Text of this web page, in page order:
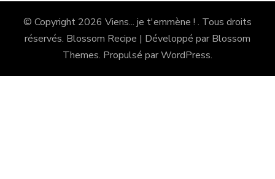
© Copyright 2026 Viens... je t'emmène ! . Tous droits
réservés. Blossom Recipe | Développé par Blossom
Themes. Propulsé parWordPress.